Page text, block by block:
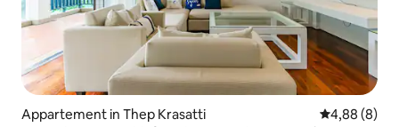
Appartement in Thep Krasatti Gemiddelde
4,88 (8)